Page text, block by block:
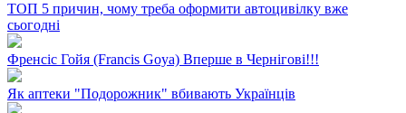
ТОП 5 причин, чому треба оформити автоцивілку вже
сьогодні
Френсіс Гойя (Francis Goya) Вперше в Чернігові!!!
Як аптеки "Подорожник" вбивають Українців